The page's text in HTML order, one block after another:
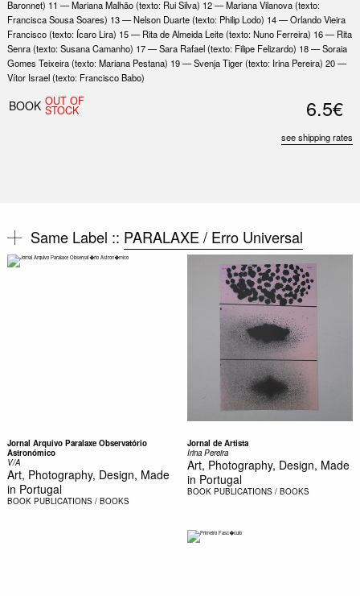
Baronnet) 11 — Mariana Malhão (texto: Rui Silva) 12 — Mariana Vilanova (texto:
Francisca Sousa Soares) 13 — Nelson Duarte (texto: Philip Lodo) 14 — Orlando Vieira
Francisco (texto: Ícaro Lira) 15 — Rita de Almeida Leite (texto: Nuno Ferreira) 16 — Rita
Senra (texto: Susana Camanho) 17 — Sara Rafael (texto: Filipe Felizardo) 18 — Soraia
Gomes Teixeira (texto: Mariana Pestana) 19 — Svenja Tiger (texto: Irina Pereira) 20 —
Vítor Israel (texto: Francisco Babo)
BOOK OUT OF
STOCK 6.5€
see shipping rates
Same Label :: PARALAXE / Erro Universal
Jornal Arquivo Paralaxe Observatório
Astronómico
V/A
Art, Photography, Design, Made
in Portugal
BOOK PUBLICATIONS / BOOKS
Jornal de Artista
Irina Pereira
Art, Photography, Design, Made
in Portugal
BOOK PUBLICATIONS / BOOKS